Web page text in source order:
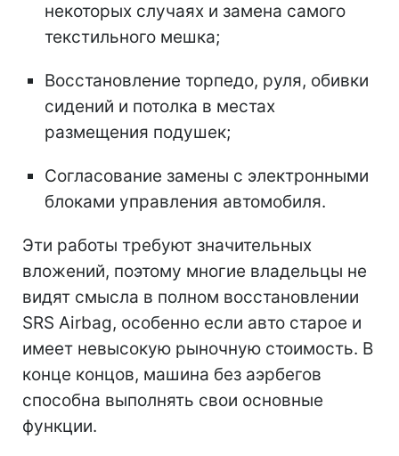
некоторых случаях и замена самого
текстильного мешка;
Восстановление торпедо, руля, обивки
сидений и потолка в местах
размещения подушек;
Согласование замены с электронными
блоками управления автомобиля.
Эти работы требуют значительных
вложений, поэтому многие владельцы не
видят смысла в полном восстановлении
SRS Airbag, особенно если авто старое и
имеет невысокую рыночную стоимость. В
конце концов, машина без аэрбегов
способна выполнять свои основные
функции.